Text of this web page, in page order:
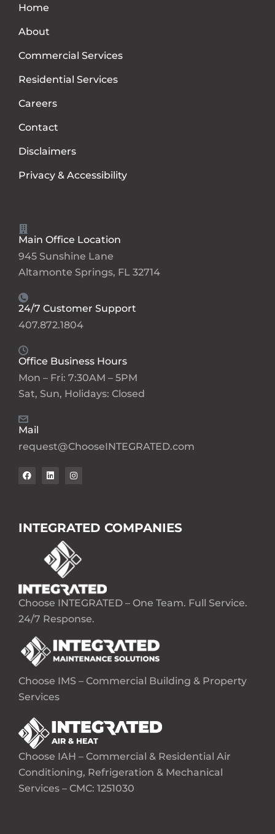
Home
About
Commercial Services
Residential Services
Careers
Contact
Disclaimers
Privacy & Accessibility
Main Office Location
945 Sunshine Lane
Altamonte Springs, FL 32714
24/7 Customer Support
407.872.1804
Office Business Hours
Mon – Fri: 7:30AM – 5PM
Sat, Sun, Holidays: Closed
Mail
request@ChooseINTEGRATED.com
INTEGRATED COMPANIES
Choose INTEGRATED – One Team. Full Service.
24/7 Response.
Choose IMS – Commercial Building & Property
Services
Choose IAH – Commercial & Residential Air
Conditioning, Refrigeration & Mechanical
Services – CMC: 1251030